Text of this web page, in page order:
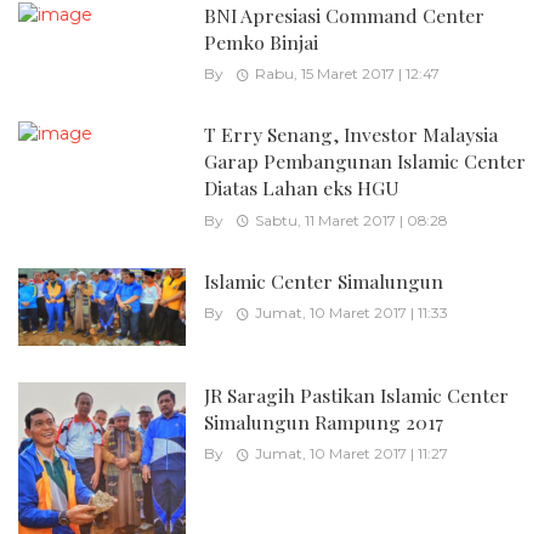
BNI Apresiasi Command Center
Pemko Binjai
By Rabu, 15 Maret 2017 | 12:47
T Erry Senang, Investor Malaysia
Garap Pembangunan Islamic Center
Diatas Lahan eks HGU
By Sabtu, 11 Maret 2017 | 08:28
Islamic Center Simalungun
By Jumat, 10 Maret 2017 | 11:33
JR Saragih Pastikan Islamic Center
Simalungun Rampung 2017
By Jumat, 10 Maret 2017 | 11:27